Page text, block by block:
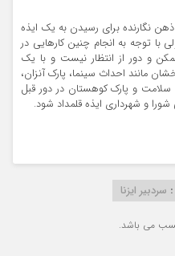
ذهن نگارنده برای رسیدن به یک ایذه
با توجه به انجام چنین کارهایی در
و دور از انتظار نیست و با یک
مانند احداث سینما، پارک آنزان،
سلامت و پارک کوهستان در دور قبل
و شهرداری ایذه قلمداد شود.
سردبیر ایزنا
می باشد.